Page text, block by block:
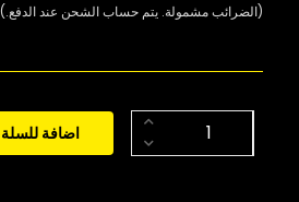
(الضرائب مشمولة. يتم حساب الشحن عند الدفع.)
اضافة للسلة